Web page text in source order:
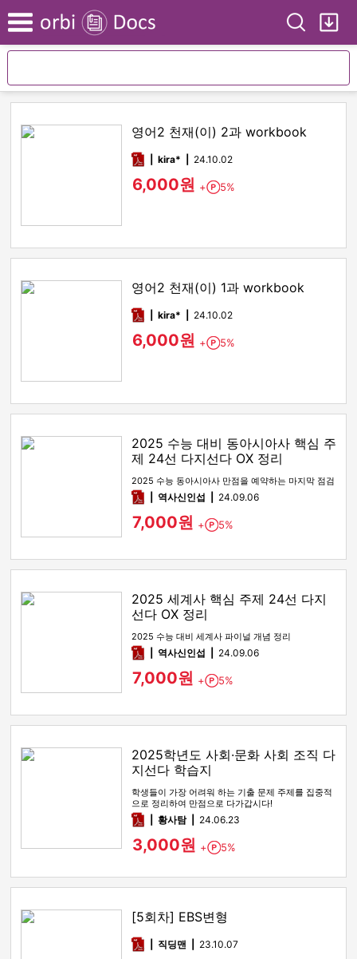
Menu Search
영어2 천재(이) 2과 workbook
pdfkira* 24.10.02
6,000원 + Point
5%
영어2 천재(이) 1과 workbook
pdfkira* 24.10.02
6,000원 + Point
5%
2025 수능 대비 동아시아사 핵심 주
제 24선 다지선다 OX 정리
2025 수능 동아시아사 만점을 예약하는 마지막 점검
pdf역사신인섭 24.09.06
7,000원 + Point
5%
2025 세계사 핵심 주제 24선 다지
선다 OX 정리
2025 수능 대비 세계사 파이널 개념 정리
pdf역사신인섭 24.09.06
7,000원 + Point
5%
2025학년도 사회·문화 사회 조직 다
지선다 학습지
학생들이 가장 어려워 하는 기출 문제 주제를 집중적
으로 정리하여 만점으로 다가갑시다!
pdf황사탐 24.06.23
3,000원 + Point
5%
[5회차] EBS변형
pdf직딩맨 23.10.07